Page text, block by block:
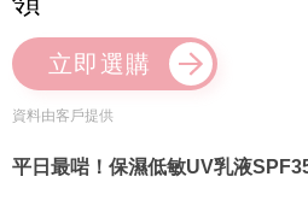
立即選購
資料由客戶提供